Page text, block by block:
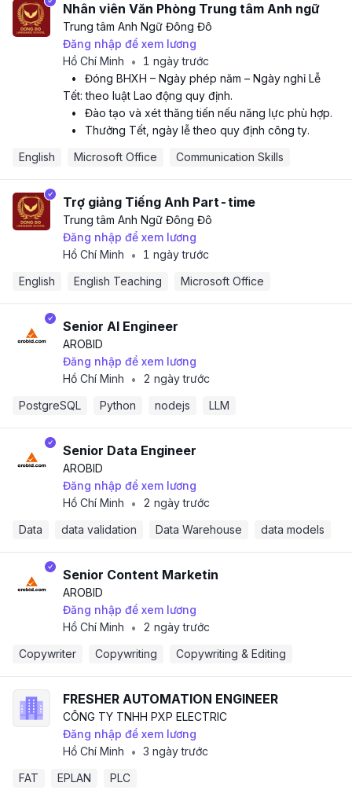
Nhân viên Văn Phòng Trung tâm Anh ngữ
Trung tâm Anh Ngữ Đông Đô
Đăng nhập để xem lương
Hồ Chí Minh
•
1 ngày trước
•
Đóng BHXH – Ngày phép năm – Ngày nghỉ Lễ
Tết: theo luật Lao động quy định.
•
Đào tạo và xét thăng tiến nếu năng lực phù hợp.
•
Thưởng Tết, ngày lễ theo quy định công ty.
English
Microsoft Office Communication Skills
Trợ giảng Tiếng Anh Part-time
Trung tâm Anh Ngữ Đông Đô
Đăng nhập để xem lương
Hồ Chí Minh
•
1 ngày trước
English
English Teaching Microsoft Office
Senior AI Engineer
AROBID
Đăng nhập để xem lương
Hồ Chí Minh
•
2 ngày trước
PostgreSQL
Python nodejs LLM
Senior Data Engineer
AROBID
Đăng nhập để xem lương
Hồ Chí Minh
•
2 ngày trước
Data
data validation Data Warehouse data models
Senior Content Marketin
AROBID
Đăng nhập để xem lương
Hồ Chí Minh
•
2 ngày trước
Copywriter
Copywriting Copywriting & Editing
FRESHER AUTOMATION ENGINEER
CÔNG TY TNHH PXP ELECTRIC
Đăng nhập để xem lương
Hồ Chí Minh
• 3 ngày trước
FAT
EPLAN PLC